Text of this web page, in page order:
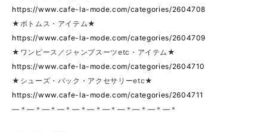
https://www.cafe-la-mode.com/categories/2604708
★ボトムス・アイテム★
https://www.cafe-la-mode.com/categories/2604709
★ワンピース／ジャンプスーツetc・アイテム★
https://www.cafe-la-mode.com/categories/2604710
★シューズ・バック・アクセサリーetc★
https://www.cafe-la-mode.com/categories/2604711
—＊—＊—＊—＊—＊—＊—＊—＊—＊—＊—＊